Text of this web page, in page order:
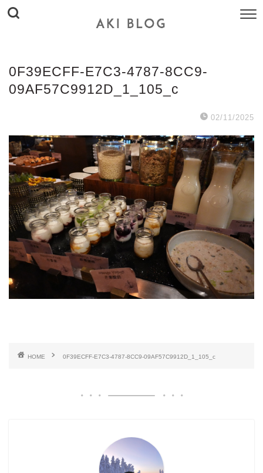
0F39ECFF-E7C3-4787-8CC9-
09AF57C9912D_1_105_c
02/11/2025
HOME 0F39ECFF-E7C3-4787-8CC9-09AF57C9912D_1_105_c